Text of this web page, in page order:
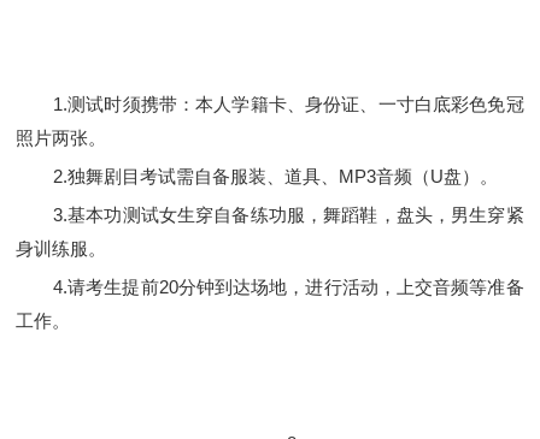
1.测试时须携带：本人学籍卡、身份证、一寸白底彩色免冠
照片两张。
2.独舞剧目考试需自备服装、道具、MP3音频（U盘）。
3.基本功测试女生穿自备练功服，舞蹈鞋，盘头，男生穿紧
身训练服。
4.请考生提前20分钟到达场地，进行活动，上交音频等准备
工作。